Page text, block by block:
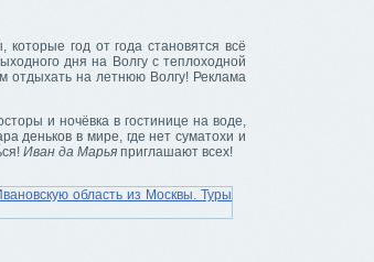
год от года становятся всё
дня на Волгу с теплоходной
отдыхать на летнюю Волгу! Реклама
и ночёвка в гостинице на воде,
деньков в мире, где нет суматохи и
Иван да Марья приглашают всех!